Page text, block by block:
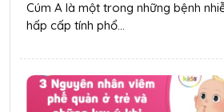
Cúm A là một trong những bệnh
hấp cấp tính phổ...